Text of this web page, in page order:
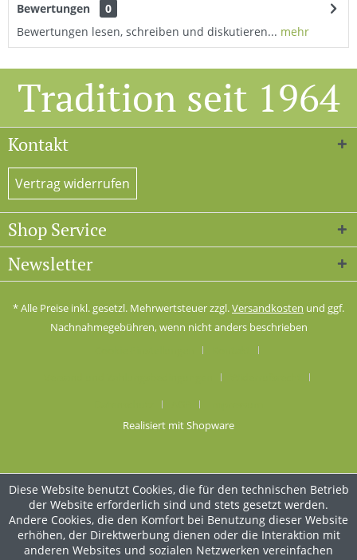
Bewertungen
0
Bewertungen lesen, schreiben und diskutieren... mehr
Tradition seit 1964
Kontakt
Vertrag widerrufen
Shop Service
Newsletter
* Alle Preise inkl. gesetzl. Mehrwertsteuer zzgl.Versandkosten und ggf.
Nachnahmegebühren, wenn nicht anders beschrieben
Realisiert mit Shopware
Diese Website benutzt Cookies, die für den technischen Betrieb
der Website erforderlich sind und stets gesetzt werden.
Andere Cookies, die den Komfort bei Benutzung dieser Website
erhöhen, der Direktwerbung dienen oder die Interaktion mit
anderen Websites und sozialen Netzwerken vereinfachen